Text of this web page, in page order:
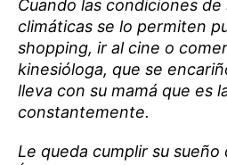
Cuando las condiciones de
climáticas se lo permiten
shopping, ir al cine o
kinesióloga, que se
lleva con su mamá que es
constantemente.
Le queda cumplir su